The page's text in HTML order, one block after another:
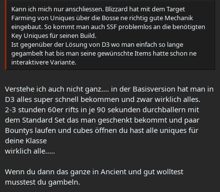
Kann ich mich nur anschliessen. Blizzard hat mit dem Target
Farming von Uniques über die Bosse ne richtig gute Mechanik
eingebaut. So kommt man auch SSF problemlos an die benötigten
Key Uniques für seinen Build.
Ist gegenüber der Lösung von D3 wo man einfach so lange
gegambelt hat bis man seine gewünschte Items hatte schon ne
interaktivere Variante.
Verstehe ich auch nicht ganz.... in der Basisversion hat man in
D3 alles super schnell bekommen und zwar wirklich alles.
2-3 stunden 60er rifts in je 90 sekunden durchballern mit
dem Standard Set das man geschenkt bekommt und paar
Bountys laufen und cubes öffnen du hast alle uniques für
deine Klasse
wirklich alle.....
Wenn du dann das ganze in Ancient und gut wolltest
musstest du gambeln.